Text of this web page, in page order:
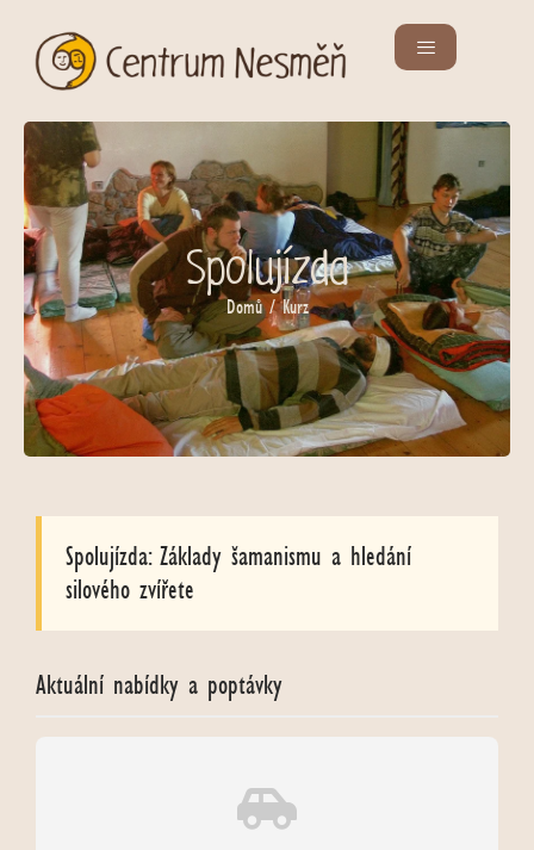
Spolujízda
Domů/ Kurz
Spolujízda: Základy šamanismu a hledání
silového zvířete
Aktuální nabídky a poptávky